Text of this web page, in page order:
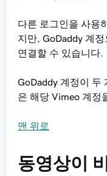
다른 로그인을 사용
지만, GoDaddy 계
연결할 수 있습니다.
GoDaddy 계정이 두
은 해당 Vimeo 계정
맨 위로
동영상이